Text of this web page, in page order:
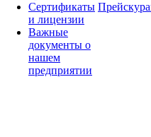
Сертификаты
и лицензии
Важные
документы о
нашем
предприятии